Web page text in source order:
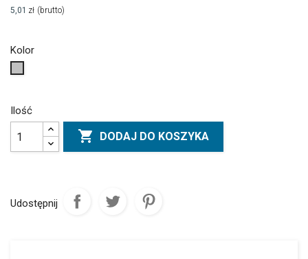
5,01 zł (brutto)
Kolor
Ilość
 DODAJ DO KOSZYKA
Udostępnij